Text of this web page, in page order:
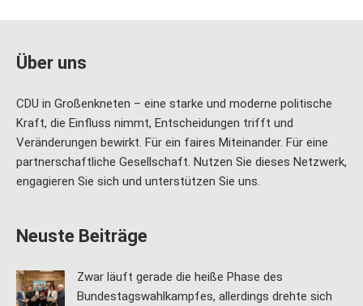
Über uns
CDU in Großenkneten – eine starke und moderne politische
Kraft, die Einfluss nimmt, Entscheidungen trifft und
Veränderungen bewirkt. Für ein faires Miteinander. Für eine
partnerschaftliche Gesellschaft. Nutzen Sie dieses Netzwerk,
engagieren Sie sich und unterstützen Sie uns.
Neuste Beiträge
Zwar läuft gerade die heiße Phase des
Bundestagswahlkampfes, allerdings drehte sich